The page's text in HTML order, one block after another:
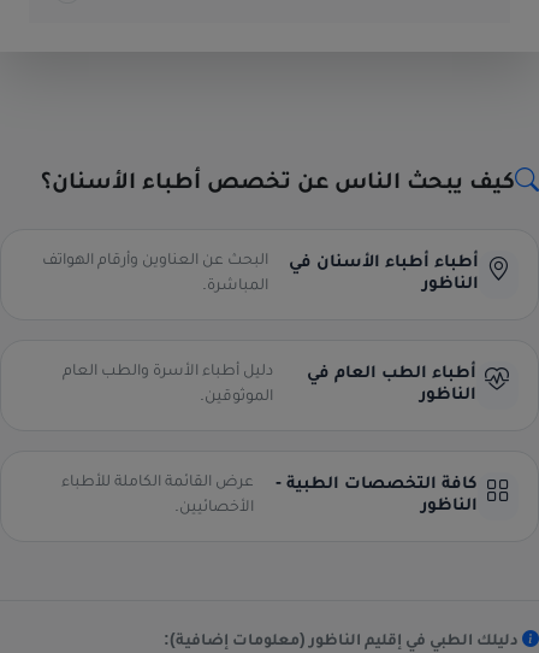
كيف يبحث الناس عن تخصص أطباء الأسنان؟
أطباء أطباء الأسنان في
الناظور
البحث عن العناوين وأرقام الهواتف
المباشرة.
أطباء الطب العام في
الناظور
دليل أطباء الأسرة والطب العام
الموثوقين.
كافة التخصصات الطبية -
الناظور
عرض القائمة الكاملة للأطباء
الأخصائيين.
دليلك الطبي في إقليم الناظور (معلومات إضافية):